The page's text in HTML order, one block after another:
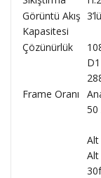
Görüntü Akış
Kapasitesi
Çözünürlük
Frame Oranı
50
Alt
Alt